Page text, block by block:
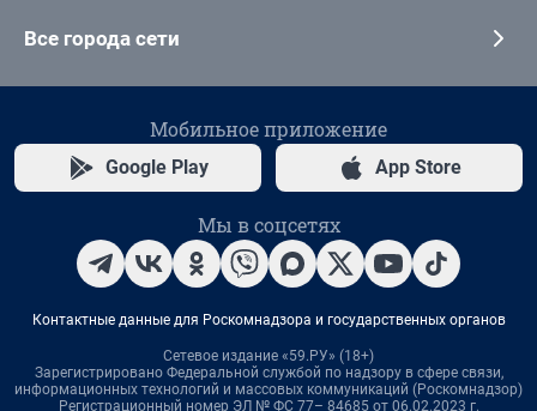
Все города сети
Мобильное приложение
Google Play App Store
Мы в соцсетях
Контактные данные для Роскомнадзора и государственных органов
Сетевое издание «59.РУ» (18+)
Зарегистрировано Федеральной службой по надзору в сфере связи,
информационных технологий и массовых коммуникаций (Роскомнадзор)
Регистрационный номер ЭЛ № ФС 77– 84685 от 06.02.2023 г.